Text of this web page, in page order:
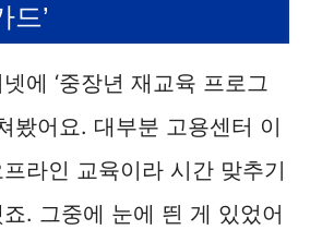
드’
에 ‘중장년 재교육 프로그
봤어요. 대부분 고용센터 이
라인 교육이라 시간 맞추기
. 그중에 눈에 띈 게 있었어